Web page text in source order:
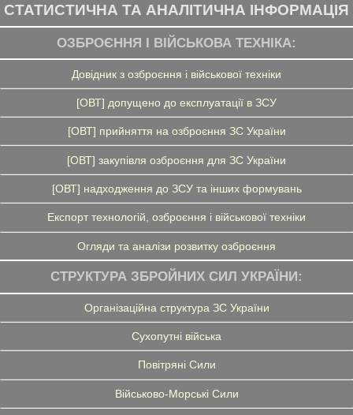
СТАТИСТИЧНА ТА АНАЛІТИЧНА ІНФОРМАЦІЯ
ОЗБРОЄННЯ І ВІЙСЬКОВА ТЕХНІКА:
Довідник з озброєння і військової техніки
[ОВТ] допущено до експлуатації в ЗСУ
[ОВТ] прийняття на озброєння ЗС України
[ОВТ] закупівля озброєння для ЗС України
[ОВТ] надходження до ЗСУ та інших формувань
Експорт технологій, озброєння і військової техніки
Огляди та аналізи розвитку озброєння
СТРУКТУРА ЗБРОЙНИХ СИЛ УКРАЇНИ:
Організаційна структура ЗС України
Сухопутні війська
Повітряні Сили
Військово-Морські Сили